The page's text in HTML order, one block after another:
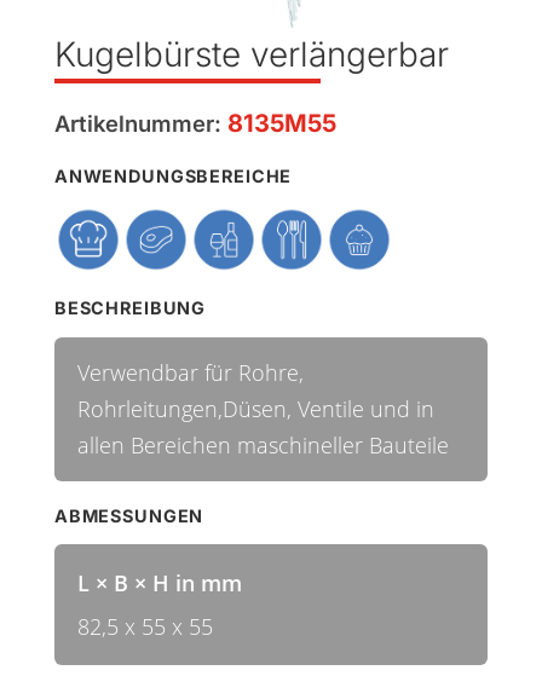
Kugelbürste verlängerbar
Artikelnummer: 8135M55
ANWENDUNGSBEREICHE
BESCHREIBUNG
Verwendbar für Rohre,
Rohrleitungen,Düsen, Ventile und in
allen Bereichen maschineller Bauteile
ABMESSUNGEN
L × B × H in mm
82,5 x 55 x 55